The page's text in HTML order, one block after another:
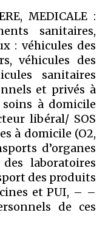
MEDICALE :
sanitaires,
: véhicules des
véhicules des
sanitaires
et privés à
à domicile
libéral/ SOS
à domicile (O2,
d’organes
laboratoires
des produits
et PUI, – –
de ces